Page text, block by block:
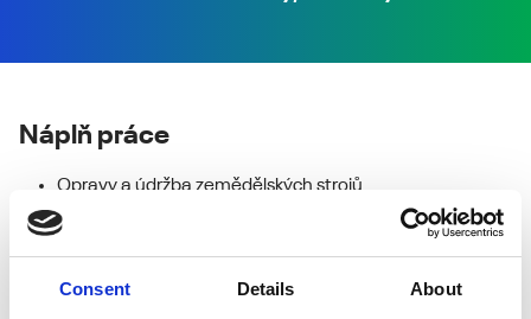
Consent Details About
Náplň práce
Opravy a údržba zemědělských strojů
Polní práce – příprava půdy, setí, ošetřování porostů,